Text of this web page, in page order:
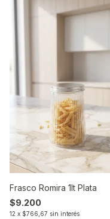
Frasco Romira 1lt Plata
$9.200
12 x $766,67 sin interés